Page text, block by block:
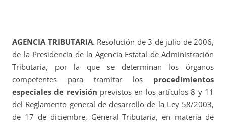
AGENCIA TRIBUTARIA. Resolución de 3 de julio de 2006,
de la Presidencia de la Agencia Estatal de Administración
Tributaria, por la que se determinan los órganos
competentes para tramitar los procedimientos
especiales de revisión previstos en los artículos 8 y 11
del Reglamento general de desarrollo de la Ley 58/2003,
de 17 de diciembre, General Tributaria, en materia de